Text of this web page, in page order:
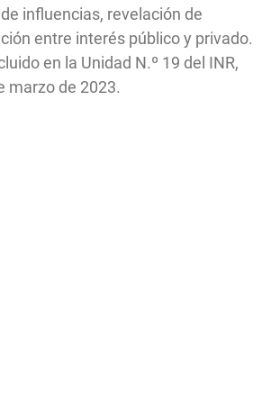
influencias, revelación de
entre interés público y privado.
en la Unidad N.º 19 del INR,
marzo de 2023.